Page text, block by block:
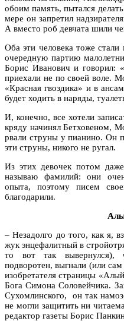
обоим память, пытался
мере он запретил
А вместо роб девчата шили
Оба эти человека тоже
очередную партию
Борис Иванович и говорил:
приехали не по своей воле.
«Красная гвоздика» и в
будет ходить в наряды,
И, конечно, все хотели
кряду начинял Бетховеном,
рвали струны у пианино. Он
эти струны, никого не ругал.
Из этих девочек потом
называю фамилий: они
опыта, поэтому писем
благодарили.
– Незадолго до того, как я,
жук энцефалитный в
то вот так вывернулся),
подворотен, выгнали (или
изобретателя страницы
Бога Симона Соловейчика.
Сухомлинского, он так
не могли защитить ни
редактор газеты Борис